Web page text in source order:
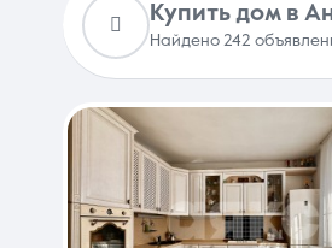
Недвижимость
Купить дом в
Найдено 242